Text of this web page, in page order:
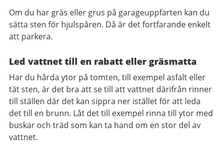
Om du har gräs eller grus på garageuppfarten kan du
sätta sten för hjulspåren. Då är det fortfarande enkelt
att parkera.
Led vattnet till en rabatt eller gräsmatta
Har du hårda ytor på tomten, till exempel asfalt eller
tät sten, är det bra att se till att vattnet därifrån rinner
till ställen där det kan sippra ner istället för att leda
det till en brunn. Låt det till exempel rinna till ytor med
buskar och träd som kan ta hand om en stor del av
vattnet.